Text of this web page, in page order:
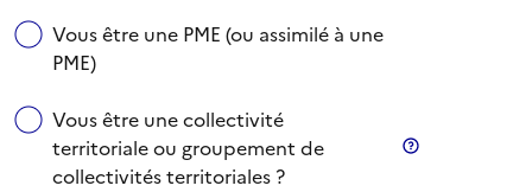
Vous être une PME (ou assimilé à une
PME)
Vous être une collectivité
territoriale ou groupement de
collectivités territoriales ?